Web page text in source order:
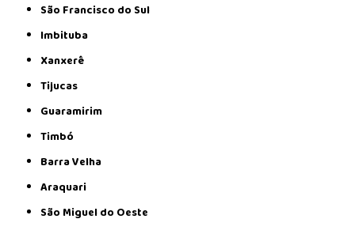
São Francisco do Sul
Imbituba
Xanxerê
Tijucas
Guaramirim
Timbó
Barra Velha
Araquari
São Miguel do Oeste